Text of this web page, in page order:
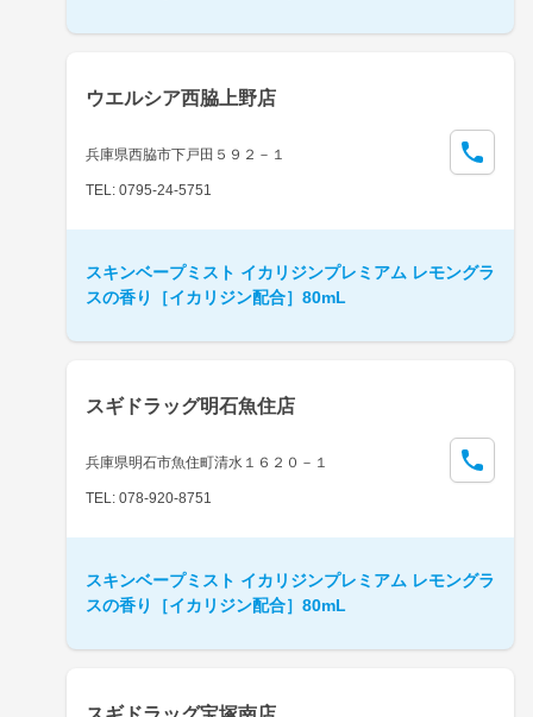
ウエルシア西脇上野店
兵庫県西脇市下戸田５９２－１
TEL: 0795-24-5751
スキンベープミスト イカリジンプレミアム レモングラ
スの香り［イカリジン配合］80mL
スギドラッグ明石魚住店
兵庫県明石市魚住町清水１６２０－１
TEL: 078-920-8751
スキンベープミスト イカリジンプレミアム レモングラ
スの香り［イカリジン配合］80mL